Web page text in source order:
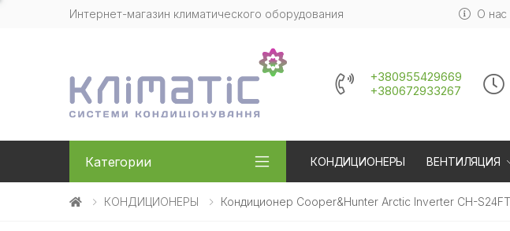
Интернет-магазин климатического оборудования О нас
+380955429669
+380672933267
Категории КОНДИЦИОНЕРЫ ВЕНТИЛЯЦИЯ
КОНДИЦИОНЕРЫ Кондиционер Cooper&Hunter Arctic Inverter CH-